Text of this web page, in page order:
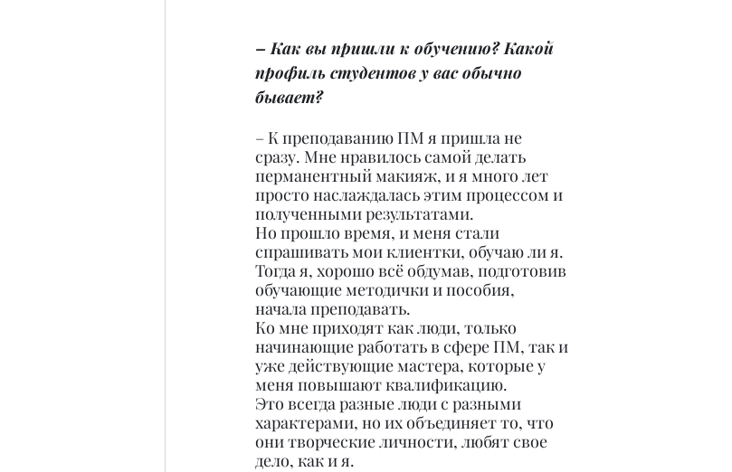
– Как вы пришли к обучению? Какой
профиль студентов у вас обычно
бывает?
– К преподаванию ПМ я пришла не
сразу. Мне нравилось самой делать
перманентный макияж, и я много лет
просто наслаждалась этим процессом и
полученными результатами.
Но прошло время, и меня стали
спрашивать мои клиентки, обучаю ли я.
Тогда я, хорошо всё обдумав, подготовив
обучающие методички и пособия,
начала преподавать.
Ко мне приходят как люди, только
начинающие работать в сфере ПМ, так и
уже действующие мастера, которые у
меня повышают квалификацию.
Это всегда разные люди с разными
характерами, но их объединяет то, что
они творческие личности, любят свое
дело, как и я.